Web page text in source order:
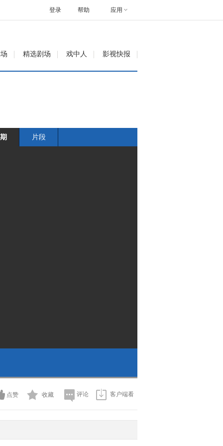
帮助 应用
登录
精选剧场 戏中人 影视快报
片段
点赞 收藏 评论 客户端看